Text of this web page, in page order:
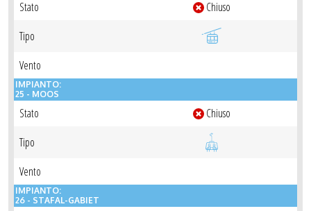
Stato
Chiuso
Tipo
Vento
IMPIANTO:
25 - MOOS
Stato
Chiuso
Tipo
Vento
IMPIANTO:
26 - STAFAL-GABIET